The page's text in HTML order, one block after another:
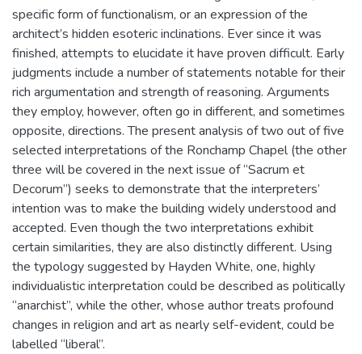
specific form of functionalism, or an expression of the
architect’s hidden esoteric inclinations. Ever since it was
finished, attempts to elucidate it have proven difficult. Early
judgments include a number of statements notable for their
rich argumentation and strength of reasoning. Arguments
they employ, however, often go in different, and sometimes
opposite, directions. The present analysis of two out of five
selected interpretations of the Ronchamp Chapel (the other
three will be covered in the next issue of “Sacrum et
Decorum”) seeks to demonstrate that the interpreters’
intention was to make the building widely understood and
accepted. Even though the two interpretations exhibit
certain similarities, they are also distinctly different. Using
the typology suggested by Hayden White, one, highly
individualistic interpretation could be described as politically
“anarchist”, while the other, whose author treats profound
changes in religion and art as nearly self-evident, could be
labelled “liberal”.